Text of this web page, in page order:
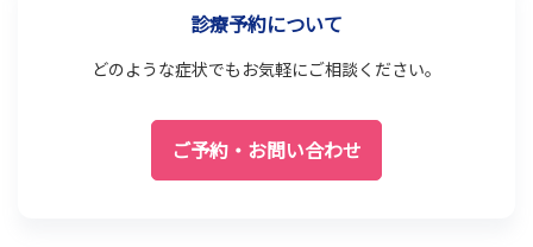
診療予約について
どのような症状でもお気軽にご相談ください。
ご予約・お問い合わせ